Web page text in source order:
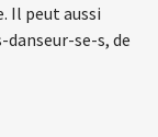
Il peut aussi
danseur-se-s, de